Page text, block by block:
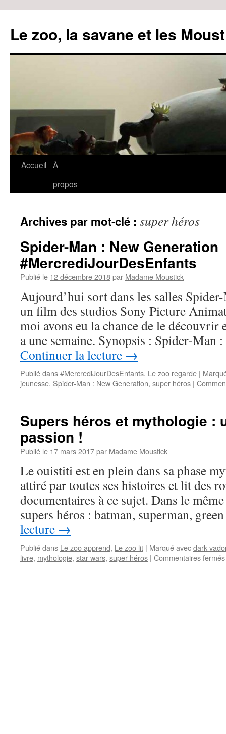
Le zoo, la savane et les
Aller
Accueil À
propos
Archives par mot-clé : super héros
Spider-Man : New Generation
#MercrediJourDesEnfants
Publié le 12 décembre 2018par Madame Moustick
Aujourd’hui sort dans les salles
un film des studios Sony Picture
moi avons eu la chance de le découvrir
a une semaine. Synopsis : Spider-
Continuer la lecture →
Publié dans#MercrediJourDesEnfants, Le zoo regarde |
jeunesse, Spider-Man : New Generation, super héros |
Supers héros et mythologie :
passion !
Publié le 17 mars 2017par Madame Moustick
Le ouistiti est en plein dans sa phase
attiré par toutes ses histoires et lit des
documentaires à ce sujet. Dans le
supers héros : batman, superman,
lecture →
Publié dans Le zoo apprend, Le zoo lit | Marqué avecdark
livre, mythologie, star wars, super héros | Commentaires fermés